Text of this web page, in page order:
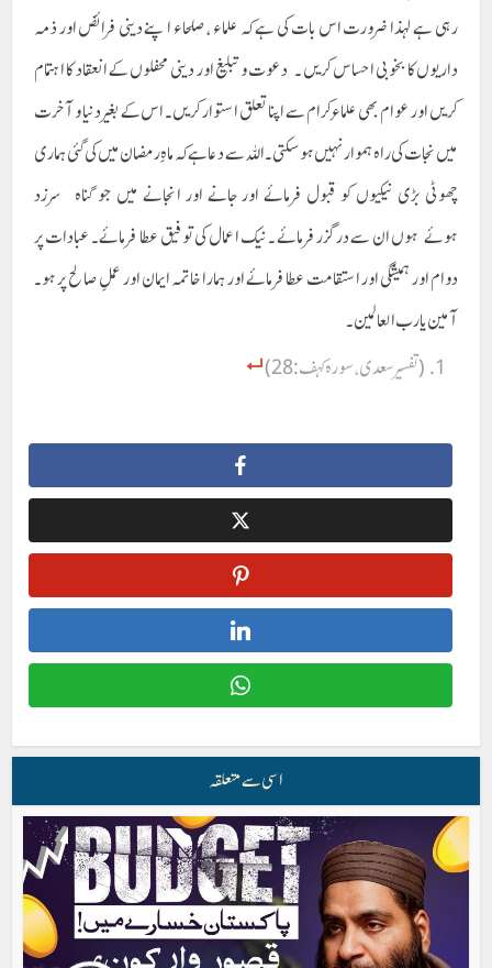
رہی ہے لہذا ضرورت اس بات کی ہے کہ علماء ، صلحاء اپنے دینی فرائض اور ذمہ
داریوں کا بخوبی احساس کریں ۔ دعوت و تبلیغ اور دینی محفلوں کے انعقاد کا اہتمام
کریں اور عوام بھی علماءِ کرام سے اپنا تعلق استوار کریں۔ اس کے بغیر دنیا و آخرت
میں نجات کی راہ ہموار نہیں ہو سکتی۔ اللہ سے دعا ہے کہ ماہِ رمضان میں کی گئی ہماری
چھوٹی بڑی نیکیوں کو قبول فرمائے اور جانے اور انجانے میں جو گناہ سرزد
ہوئے ہوں ان سے درگزر فرمائے ۔ نیک اعمال کی توفیق عطا فرمائے۔ عبادات پر
دوام اور ہمیشگی اور استقامت عطا فرمائے اور ہمارا خاتمہ ایمان اور عملِ صالح پر ہو۔
آمین یا رب العالمين۔
(تفسیر سعدی ، سورہ کہف: 28 )
اسی سے متعلقہ